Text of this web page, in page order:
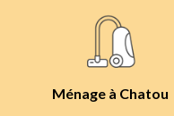
Ménage à Chatou